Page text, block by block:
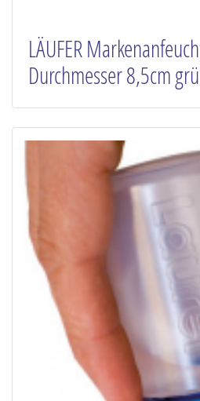
LÄUFER
Durchmesser 8,5cm